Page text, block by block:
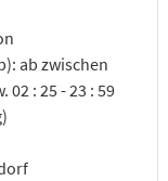
ab zwischen
02 : 25 - 23 : 59